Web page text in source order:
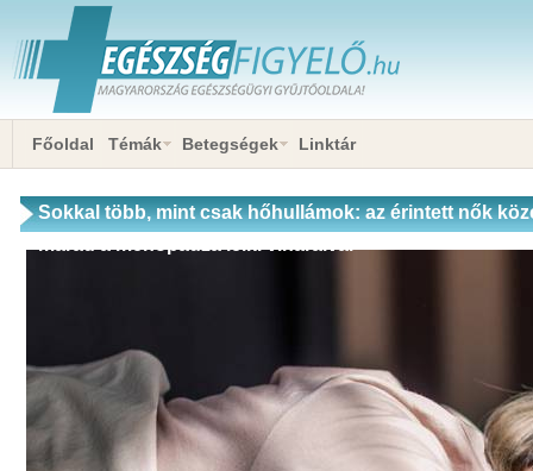
Főoldal Témák Betegségek Linktár
Sokkal több, mint csak hőhullámok: az érintett nők